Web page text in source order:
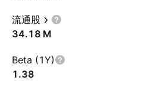
流通股
‪34.18 M‬
Beta (1Y)
1.38